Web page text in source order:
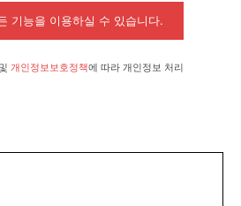
기능을 이용하실 수 있습니다.
및 개인정보보호정책에 따라 개인정보 처리